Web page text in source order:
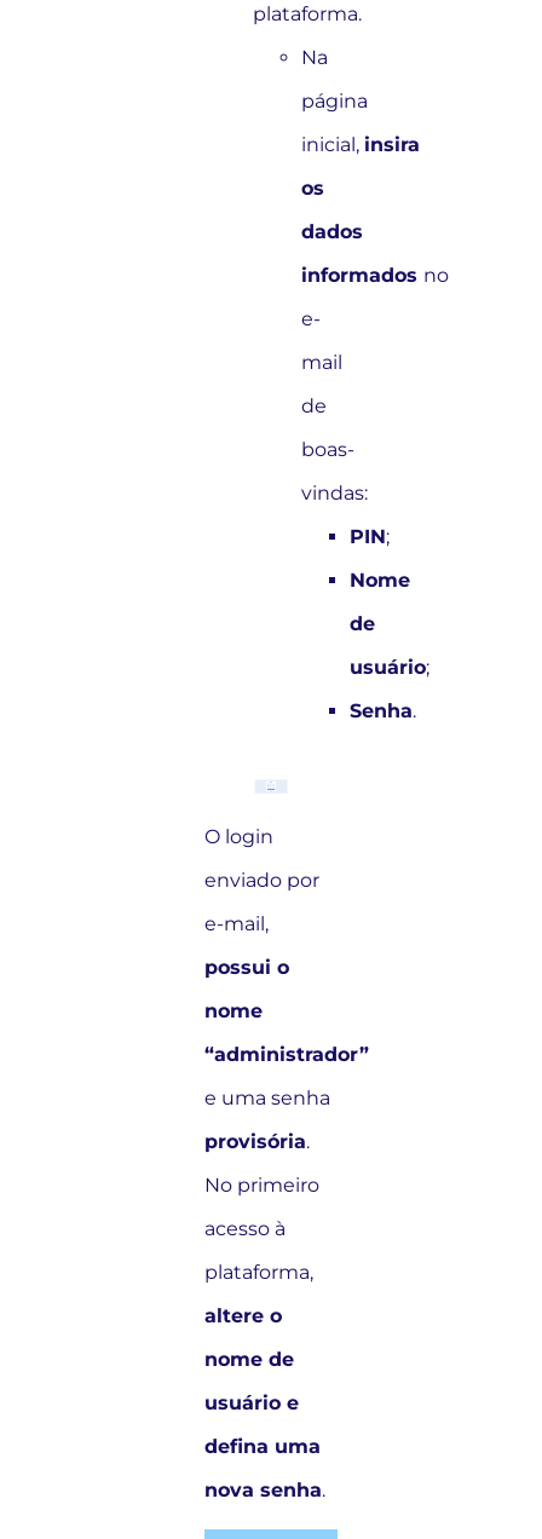
plataforma.
Na
página
inicial, insira
os
dados
informados no
e-
mail
de
boas-
vindas:
PIN;
Nome
de
usuário;
Senha.
O login
enviado por
e-mail,
possui o
nome
“administrador”
e uma senha
provisória.
No primeiro
acesso à
plataforma,
altere o
nome de
usuário e
defina uma
nova senha.